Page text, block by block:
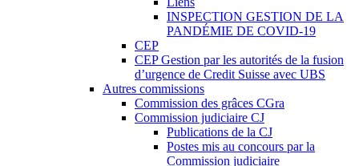
INSPECTION GESTION DE LA
PANDÉMIE DE COVID-19
CEP
CEP Gestion par les autorités de la fusion
d’urgence de Credit Suisse avec UBS
Autres commissions
Commission des grâces CGra
Commission judiciaire CJ
Publications de la CJ
Postes mis au concours par la
Commission judiciaire